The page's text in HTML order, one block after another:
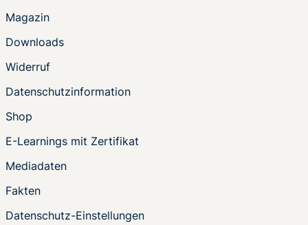
Magazin
Downloads
Widerruf
Datenschutzinformation
Shop
E-Learnings mit Zertifikat
Mediadaten
Fakten
Datenschutz-Einstellungen